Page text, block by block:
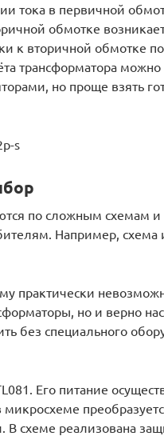
тока в первичной
обмотке
к вторичной обмотке
трансформатора можно
но проще взять
s
по сложным схемам
Например, схема
практически
но и верно
без специального
Его питание
В схеме реализована